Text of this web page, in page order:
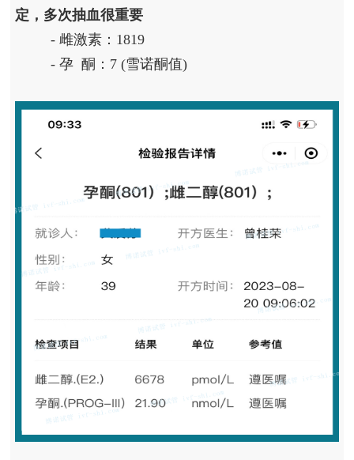
定，多次抽血很重要
- 雌激素：1819
- 孕 酮：7 (雪诺酮值)